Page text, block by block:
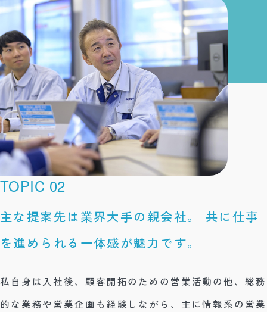
TOPIC 02
主な提案先は業界大手の親会社。
共に仕事
を進められる一体感が魅力です。
私自身は入社後、顧客開拓のための営業活動の他、総務
的な業務や営業企画も経験しながら、主に情報系の営業